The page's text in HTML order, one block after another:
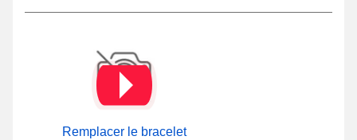
Remplacer le bracelet